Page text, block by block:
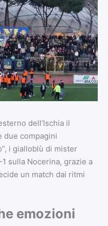
dell’Ischia il
due compagini
i gialloblù di mister
sulla Nocerina, grazie a
un match dai ritmi
emozioni